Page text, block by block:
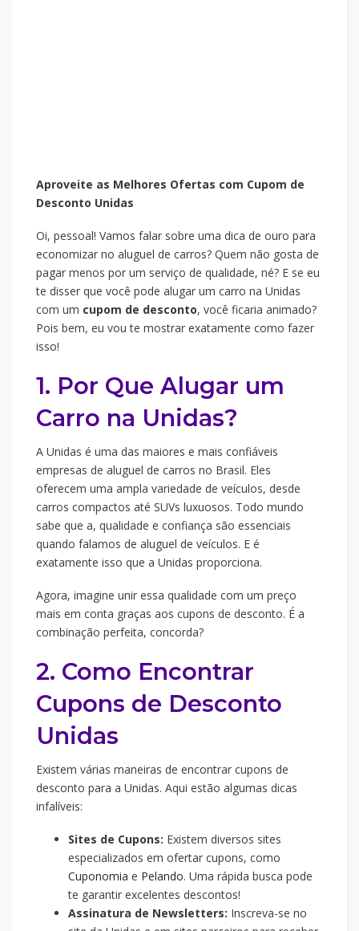
Aproveite as Melhores Ofertas com Cupom de
Desconto Unidas
Oi, pessoal! Vamos falar sobre uma dica de ouro para
economizar no aluguel de carros? Quem não gosta de
pagar menos por um serviço de qualidade, né? E se eu
te disser que você pode alugar um carro na Unidas
com um cupom de desconto, você ficaria animado?
Pois bem, eu vou te mostrar exatamente como fazer
isso!
1. Por Que Alugar um
Carro na Unidas?
A Unidas é uma das maiores e mais confiáveis
empresas de aluguel de carros no Brasil. Eles
oferecem uma ampla variedade de veículos, desde
carros compactos até SUVs luxuosos. Todo mundo
sabe que a, qualidade e confiança são essenciais
quando falamos de aluguel de veículos. E é
exatamente isso que a Unidas proporciona.
Agora, imagine unir essa qualidade com um preço
mais em conta graças aos cupons de desconto. É a
combinação perfeita, concorda?
2. Como Encontrar
Cupons de Desconto
Unidas
Existem várias maneiras de encontrar cupons de
desconto para a Unidas. Aqui estão algumas dicas
infalíveis:
Sites de Cupons: Existem diversos sites
especializados em ofertar cupons, como
Cuponomia e Pelando. Uma rápida busca pode
te garantir excelentes descontos!
Assinatura de Newsletters: Inscreva-se no